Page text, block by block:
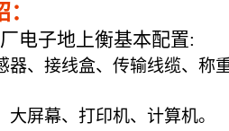
电子地上衡基本配置:
器、接线盒、传输线缆、称
大屏幕、打印机、计算机。